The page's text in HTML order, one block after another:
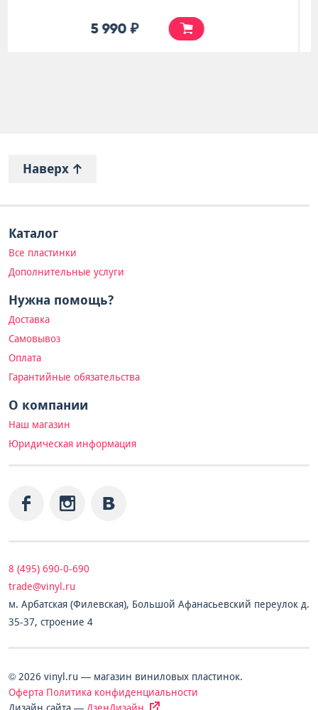
4 990 ₽
Наверх
Каталог
Все пластинки
Дополнительные услуги
Нужна помощь?
Доставка
Самовывоз
Оплата
Гарантийные обязательства
О компании
Наш магазин
Юридическая информация
8 (495) 690-0-690
trade@vinyl.ru
м. Арбатская (Филевская), Большой Афанасьевский переулок д.
35-37, строение 4
© 2026 vinyl.ru — магазин виниловых пластинок.
Оферта Политика конфиденциальности